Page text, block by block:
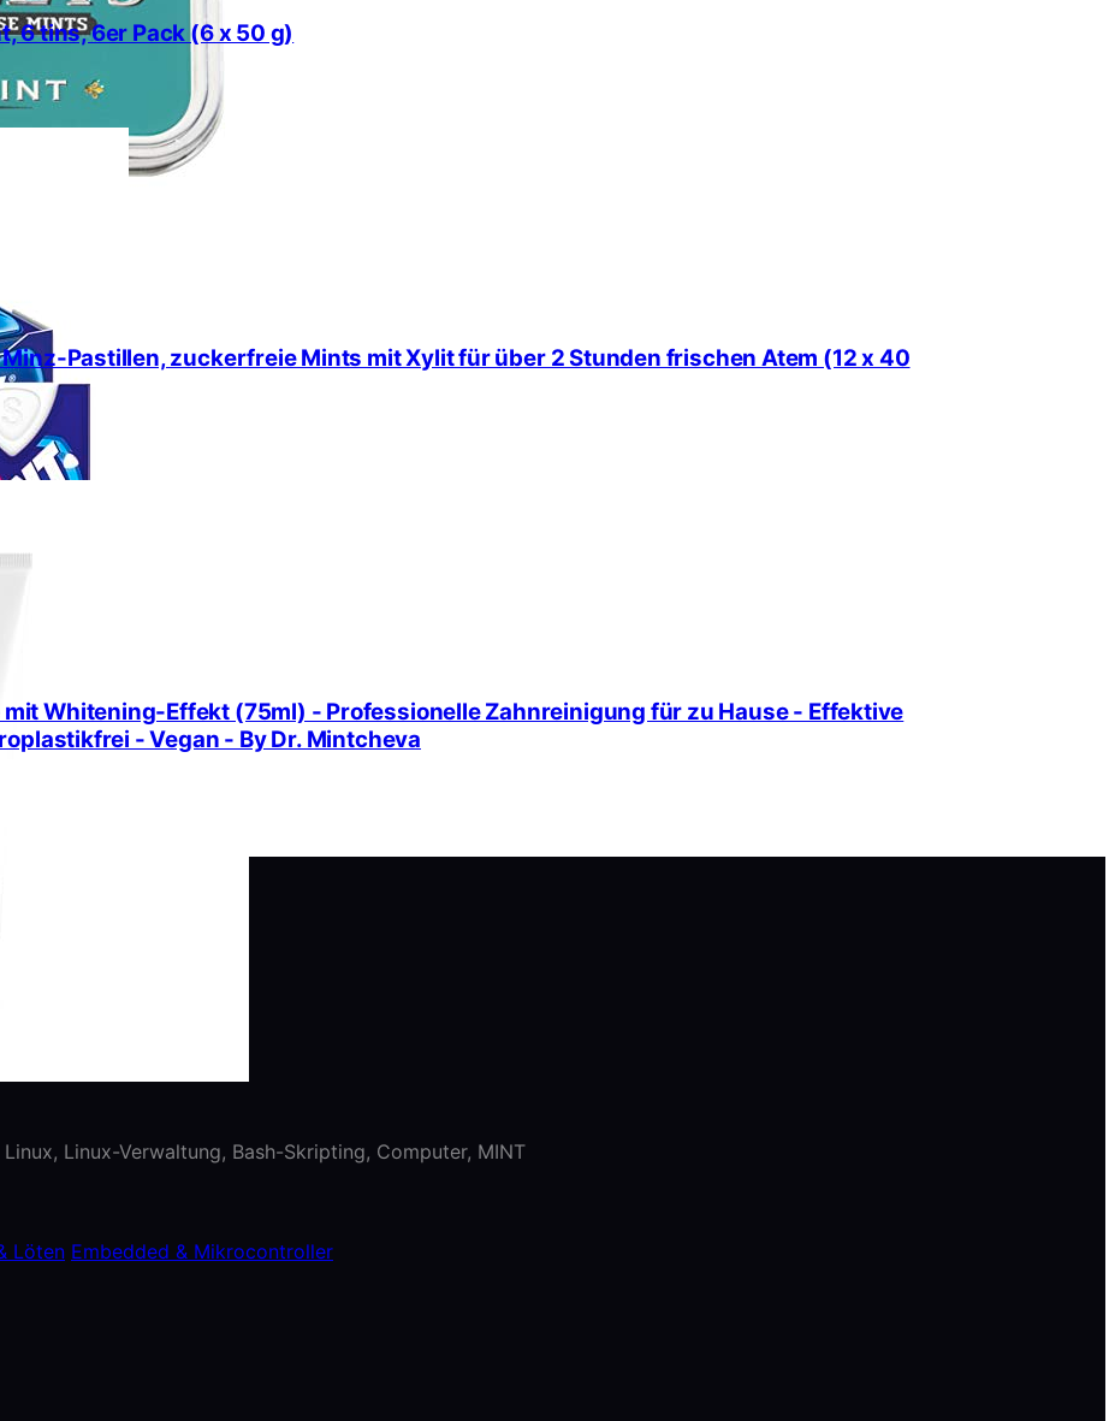
6 tins, 6er Pack (6 x 50 g)
Pastillen, zuckerfreie Mints mit Xylit für über 2 Stunden frischen Atem (12 x 40
mit Whitening-Effekt (75ml) - Professionelle Zahnreinigung für zu Hause - Effektive
- Vegan - By Dr. Mintcheva
Linux-Verwaltung, Bash-Skripting, Computer, MINT
Löten Embedded & Mikrocontroller